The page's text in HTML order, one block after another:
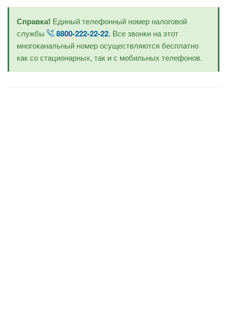
Справка! Единый телефонный номер налоговой
службы
8800-222-22-22. Все звонки на этот
многоканальный номер осуществляются бесплатно
как со стационарных, так и с мобильных телефонов.